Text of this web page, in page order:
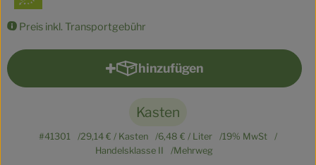
Für Kita & Büro
Preis inkl. Transportgebühr
hinzufügen
Produkt zum Warenkorb
Kasten
#41301 29,14 € / Kasten 6,48 € / Liter
19% MwSt
Handelsklasse II
Mehrweg